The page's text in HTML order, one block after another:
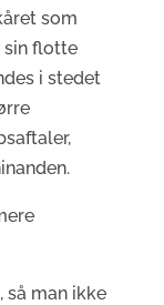
som
sin flotte
i stedet
så man ikke